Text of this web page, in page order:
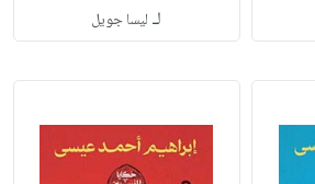
لـ ليسا جويل